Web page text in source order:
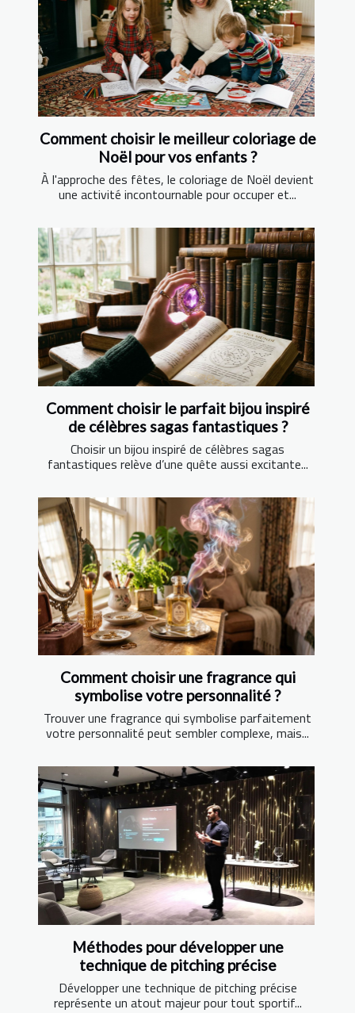
Comment choisir le meilleur coloriage de
Noël pour vos enfants ?
À l'approche des fêtes, le coloriage de Noël devient
une activité incontournable pour occuper et...
Comment choisir le parfait bijou inspiré
de célèbres sagas fantastiques ?
Choisir un bijou inspiré de célèbres sagas
fantastiques relève d’une quête aussi excitante...
Comment choisir une fragrance qui
symbolise votre personnalité ?
Trouver une fragrance qui symbolise parfaitement
votre personnalité peut sembler complexe, mais...
Méthodes pour développer une
technique de pitching précise
Développer une technique de pitching précise
représente un atout majeur pour tout sportif...